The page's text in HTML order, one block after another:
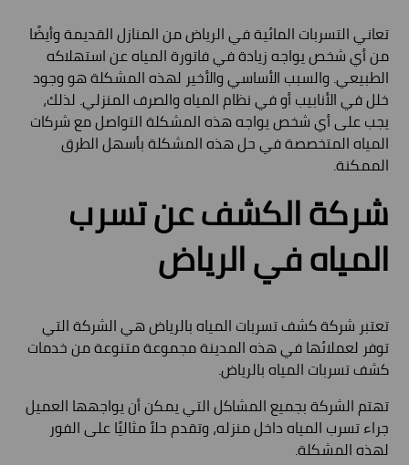
تعاني التسربات المائية في الرياض من المنازل القديمة وأيضًا
من أي شخص يواجه زيادة في فاتورة المياه عن استهلاكه
الطبيعي. والسبب الأساسي والأخير لهذه المشكلة هو وجود
خلل في الأنابيب أو في نظام المياه والصرف المنزلي. لذلك،
يجب على أي شخص يواجه هذه المشكلة التواصل مع شركات
المياه المتخصصة في حل هذه المشكلة بأسهل الطرق
الممكنة.
شركة الكشف عن تسرب
المياه في الرياض
تعتبر شركة كشف تسربات المياه بالرياض هي الشركة التي
توفر لعملائها في هذه المدينة مجموعة متنوعة من خدمات
كشف تسربات المياه بالرياض.
تهتم الشركة بجميع المشاكل التي يمكن أن يواجهها العميل
جراء تسرب المياه داخل منزله، وتقدم حلاً مثاليًا على الفور
لهذه المشكلة.